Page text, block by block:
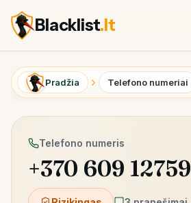
Blacklist.lt
Pradžia Telefono numeriai
Telefono numeris
+370 609 12759